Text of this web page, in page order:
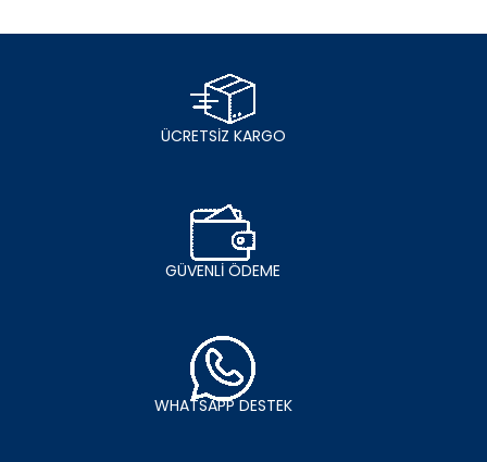
ÜCRETSİZ KARGO
GÜVENLİ ÖDEME
WHATSAPP DESTEK